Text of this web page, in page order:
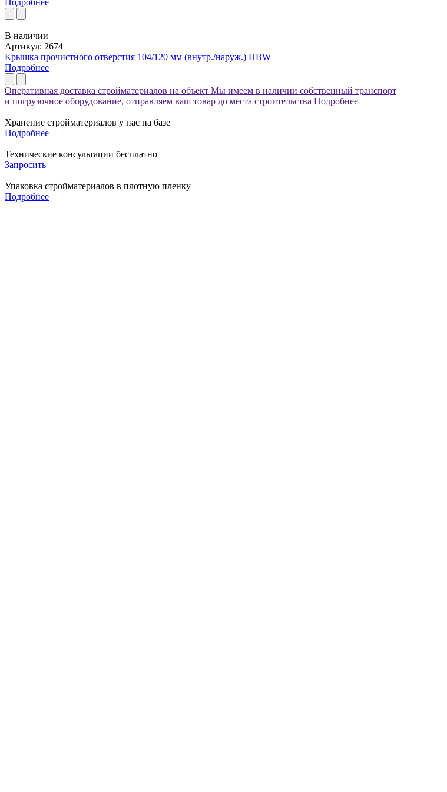
В наличии
Артикул: 2674
Крышка прочистного отверстия 104/120 мм (внутр./наруж.) HBW
Подробнее
Оперативная доставка стройматериалов на объект Мы имеем в наличии собственный транспорт
и погрузочное оборудование, отправляем ваш товар до места строительства Подробнее
Хранение стройматериалов у нас на базе
Подробнее
Технические консультации бесплатно
Запросить
Упаковка стройматериалов в плотную пленку
Подробнее